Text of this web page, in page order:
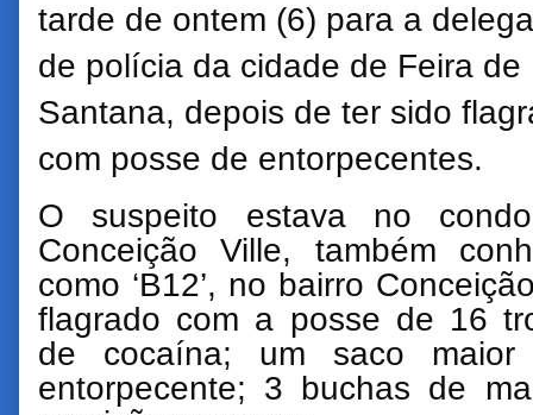
tarde de ontem (6) para a
de polícia da cidade de Feira de
Santana, depois de ter sido
com posse de entorpecentes.
O suspeito estava no
Conceição Ville, também
como ‘B12’, no bairro
flagrado com a posse de 16
de cocaína; um saco
entorpecente; 3 buchas de